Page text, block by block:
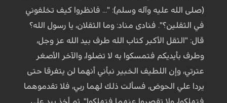
(صلى الله عليه وآله وسلم): "... فانظروا كيف تخلفوني
في الثقلين؟". فنادى مناد: وما الثقلان، يا رسول الله؟
قال: "الثقل الأكبر كتاب الله طرف بيد الله عز وجل،
وطرف بأيديكم فتمسكوا به لا تضلوا، والآخر الأصغر
عترتي، وإن اللطيف الخبير نبأني أنهما لن يتفرقا حتى
يردا علي الحوض، فسألت ذلك لهما ربي، فلا تقدموهما